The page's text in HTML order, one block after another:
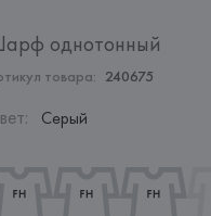
однотонный
товара: 240675
: Серый